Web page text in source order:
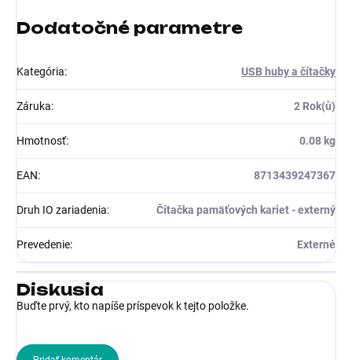
Dodatočné parametre
Kategória: USB huby a čítačky
Záruka: 2 Rok(ů)
Hmotnosť: 0.08 kg
EAN: 8713439247367
Druh IO zariadenia: Čítačka pamäťových kariet - externý
Prevedenie: Externé
Diskusia
Buďte prvý, kto napíše príspevok k tejto položke.